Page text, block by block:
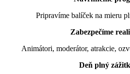
Pripravíme balíček na mieru
Zabezpečíme
Animátori, moderátor, atrakcie,
Deň plný